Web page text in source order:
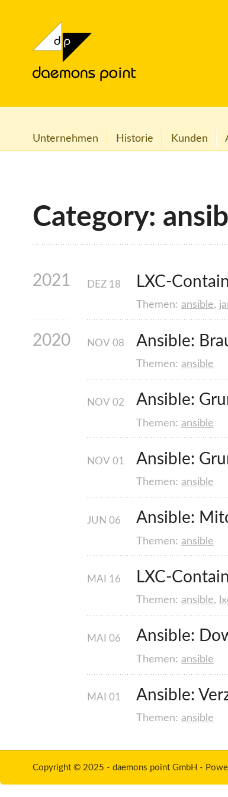
Unternehmen Historie Kunden
Category:
2021 LXC-
DEZ 18
Themen: ansible,
2020 Ansible:
NOV 08
Themen: ansible
Ansible:
NOV 02
Themen: ansible
Ansible:
NOV 01
Themen: ansible
Ansible:
JUN 06
Themen: ansible
LXC-
MAI 16
Themen: ansible,
Ansible:
MAI 06
Themen: ansible
Ansible:
MAI 01
Themen: ansible
Copyright © 2025 - daemons point GmbH -